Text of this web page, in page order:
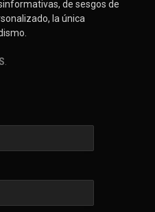
de sesgos de
la única